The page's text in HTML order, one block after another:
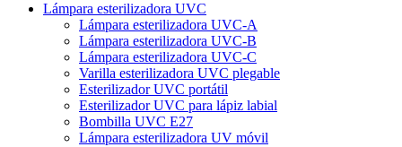
Lámpara esterilizadora UVC
Lámpara esterilizadora UVC-A
Lámpara esterilizadora UVC-B
Lámpara esterilizadora UVC-C
Varilla esterilizadora UVC plegable
Esterilizador UVC portátil
Esterilizador UVC para lápiz labial
Bombilla UVC E27
Lámpara esterilizadora UV móvil